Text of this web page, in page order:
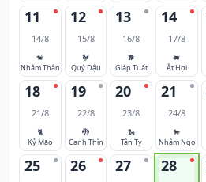
11
14/8
🐒
Nhâm Thân
12
15/8
🐓
Quý Dậu
13
16/8
🐕
Giáp Tuất
14
17/8
🐖
Ất Hợi
18
21/8
🐈
Kỷ Mão
19
22/8
🐉
Canh Thìn
20
23/8
🐍
Tân Tỵ
21
24/8
🐎
Nhâm Ngọ
25 26 27 28